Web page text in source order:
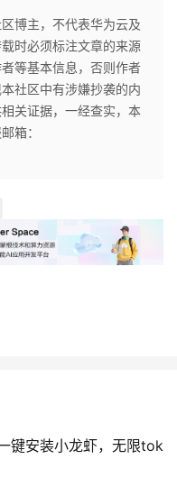
博主，不代表华为云及
时必须标注文章的来源
等基本信息，否则作者
社区中有涉嫌抄袭的内
关证据，一经查实，本
箱：
键安装小龙虾，无限tok